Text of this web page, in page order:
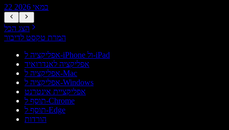
22 במאי 2026
הצג הכל
המרת טקסט לדיבור
אפליקציה ל-iPhone ול-iPad
אפליקציה לאנדרואיד
אפליקציה ל-Mac
אפליקציה ל-Windows
אפליקציית אינטרנט
תוסף ל-Chrome
תוסף ל-Edge
הורדות